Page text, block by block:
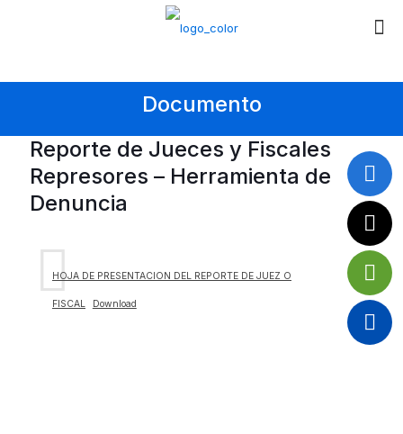
Documento
Reporte de Jueces y Fiscales
Represores – Herramienta de
Denuncia
HOJA DE PRESENTACION DEL REPORTE DE JUEZ O
FISCAL Download